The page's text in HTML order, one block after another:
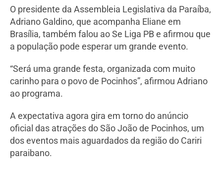
O presidente da Assembleia Legislativa da Paraíba,
Adriano Galdino, que acompanha Eliane em
Brasília, também falou ao Se Liga PB e afirmou que
a população pode esperar um grande evento.
“Será uma grande festa, organizada com muito
carinho para o povo de Pocinhos”, afirmou Adriano
ao programa.
A expectativa agora gira em torno do anúncio
oficial das atrações do São João de Pocinhos, um
dos eventos mais aguardados da região do Cariri
paraibano.